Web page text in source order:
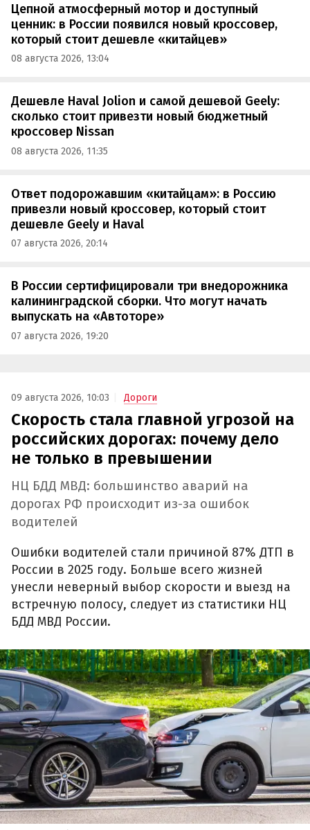
Цепной атмосферный мотор и доступный
ценник: в России появился новый кроссовер,
который стоит дешевле «китайцев»
08 августа 2026, 13:04
Дешевле Haval Jolion и самой дешевой Geely:
сколько стоит привезти новый бюджетный
кроссовер Nissan
08 августа 2026, 11:35
Ответ подорожавшим «китайцам»: в Россию
привезли новый кроссовер, который стоит
дешевле Geely и Haval
07 августа 2026, 20:14
В России сертифицировали три внедорожника
калининградской сборки. Что могут начать
выпускать на «Автоторе»
07 августа 2026, 19:20
09 августа 2026, 10:03 Дороги
Скорость стала главной угрозой на
российских дорогах: почему дело
не только в превышении
НЦ БДД МВД: большинство аварий на
дорогах РФ происходит из-за ошибок
водителей
Ошибки водителей стали причиной 87% ДТП в
России в 2025 году. Больше всего жизней
унесли неверный выбор скорости и выезд на
встречную полосу, следует из статистики НЦ
БДД МВД России.